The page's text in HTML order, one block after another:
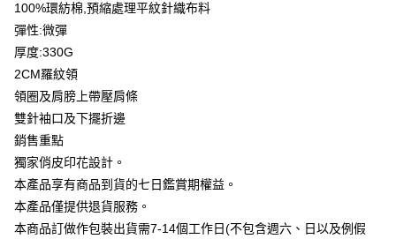
大哥付你分期
相關說明
1.本服務由台灣大哥大提供，台灣大哥大用戶可立即使用無須另外申請。
2.付款方式選擇「大哥付你分期」，訂單成立後會自動跳轉到大哥付的交易
流程，驗證手機門號後，選擇欲分期的期數、繳款截止日，確認付款後即完
成交易。
3.實際核准額度、可分期數及費用金額請依後續交易確認頁面所載為準。
4.訂單成立30分鐘內，如未前往確認交易或遇審核未通過，訂單將自動取
消。如遇「轉專審核」未通過狀況，表示未達大哥付你分期系統評分，恕無
法說明評估內容。
【繳款方式說明】
1.分期款項不併入電信帳單，「大哥付你分期」於每月結算日後寄送繳費提
AFTEE先享後付
相關說明
【關於「AFTEE先享後付」】
AFTEE先享後付是「在收到商品之後才付款」的支付方式。 讓您購物簡單
１．簡單：不需註冊會員、不需綁卡、不需儲值。
２．便利：只要手機號碼，簡訊認證，即可結帳。
３．安心：先確認商品／服務後，再付款。
【「AFTEE先享後付」結帳流程】
ATM付款
運送方式
全家付款取貨
每筆NT$65，滿NT$899(含以上)免運費
100%環紡棉,預縮處理平紋針織布料
彈性:微彈
厚度:330G
2CM羅紋領
領圈及肩膀上帶壓肩條
雙針袖口及下擺折邊
銷售重點
獨家俏皮印花設計。
本產品享有商品到貨的七日鑑賞期權益。
本產品僅提供退貨服務。
本商品訂做作包裝出貨需7-14個工作日(不包含週六、日以及例假